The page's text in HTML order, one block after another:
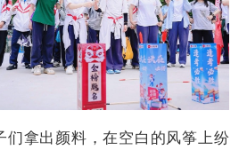
们拿出颜料，在空白的风筝上纷